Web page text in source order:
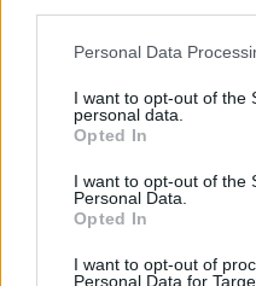
Personal Data
I want to opt-out of the
personal data.
Opted In
I want to opt-out of the
Personal Data.
Opted In
I want to opt-out of
Personal Data for
Στα
Η